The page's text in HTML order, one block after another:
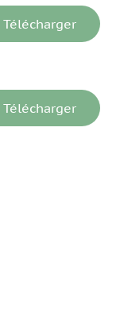
Télécharger
Télécharger